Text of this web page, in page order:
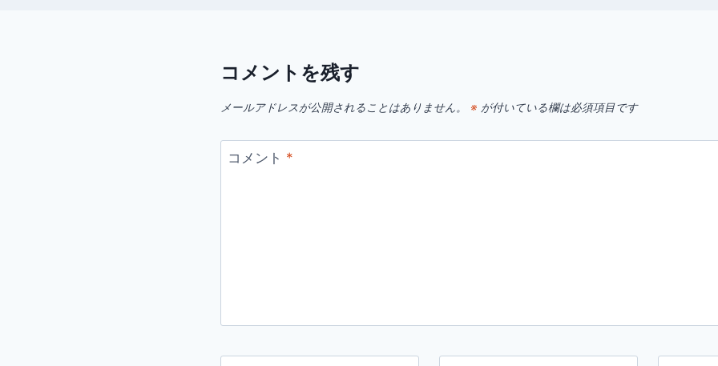
コメントを残す
メールアドレスが公開されることはありません。 ※ が付いている欄は必須項目です
コメント *